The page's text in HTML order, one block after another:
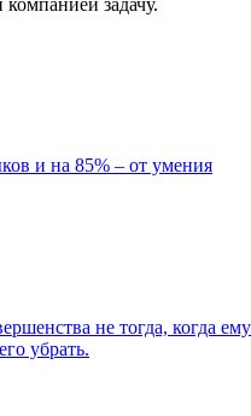
задачу.
и на 85% – от умения
не тогда, когда ему
убрать.